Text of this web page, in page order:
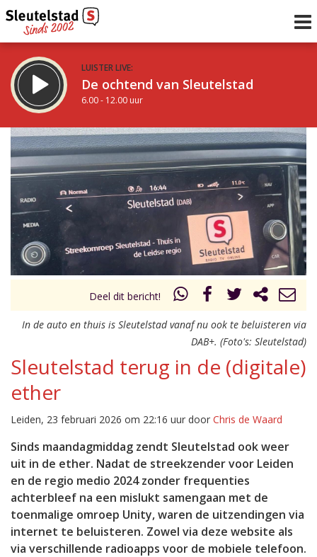
LUISTER LIVE:
De ochtend van Sleutelstad
6.00 - 12.00 uur
STRAKS:
De middag van Sleutelstad
12.00 - 17.00 uur
Vorig uur
uur 1 van 0 Volgend uur
Deel dit bericht!
In de auto en thuis is Sleutelstad vanaf nu ook te beluisteren via
DAB+. (Foto's: Sleutelstad)
Sleutelstad terug in de (digitale)
ether
Leiden, 23 februari 2026 om 22:16 uur door Chris de Waard
Sinds maandagmiddag zendt Sleutelstad ook weer
uit in de ether. Nadat de streekzender voor Leiden
en de regio medio 2024 zonder frequenties
achterbleef na een mislukt samengaan met de
toenmalige omroep Unity, waren de uitzendingen via
internet te beluisteren. Zowel via deze website als
via verschillende radioapps voor de mobiele telefoon.